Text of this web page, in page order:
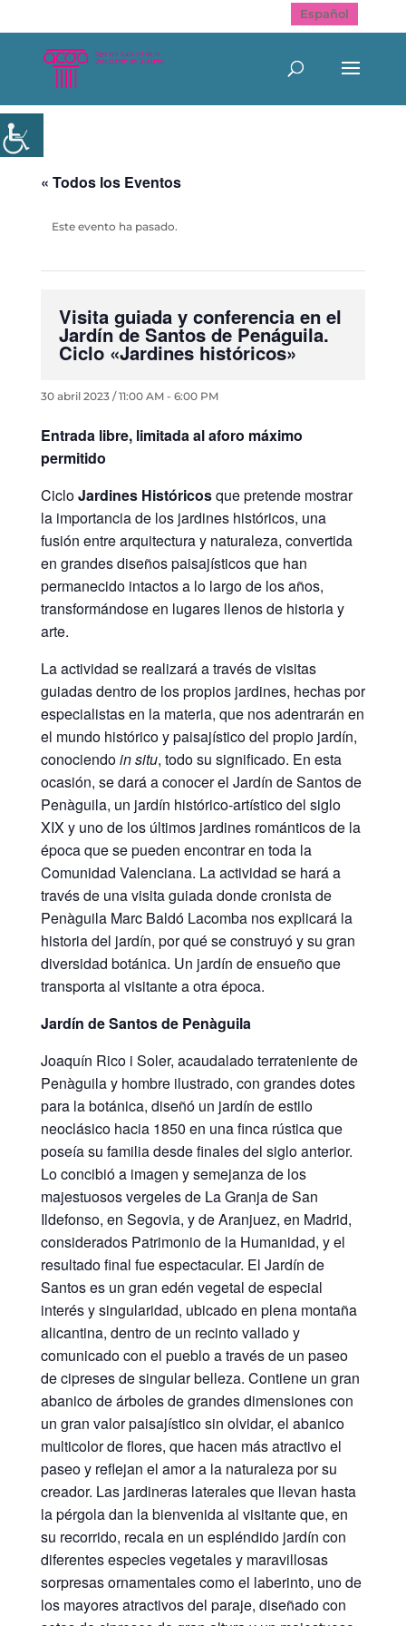
Español
« Todos los Eventos
Este evento ha pasado.
Visita guiada y conferencia en el
Jardín de Santos de Penáguila.
Ciclo «Jardines históricos»
30 abril 2023 / 11:00 AM- 6:00 PM
Entrada libre, limitada al aforo máximo
permitido
CicloJardines Históricosque pretende mostrar
la importancia de los jardines históricos, una
fusión entre arquitectura y naturaleza, convertida
en grandes diseños paisajísticos que han
permanecido intactos a lo largo de los años,
transformándose en lugares llenos de historia y
arte.
La actividad se realizará a través de visitas
guiadas dentro de los propios jardines, hechas por
especialistas en la materia, que nos adentrarán en
el mundo histórico y paisajístico del propio jardín,
conociendoin situ, todo su significado. En esta
ocasión, se dará a conocer el Jardín de Santos de
Penàguila, un jardín histórico-artístico del siglo
XIX y uno de los últimos jardines románticos de la
época que se pueden encontrar en toda la
Comunidad Valenciana. La actividad se hará a
través de una visita guiada donde cronista de
Penàguila Marc Baldó Lacomba nos explicará la
historia del jardín, por qué se construyó y su gran
diversidad botánica. Un jardín de ensueño que
transporta al visitante a otra época.
Jardín de Santos de Penàguila
Joaquín Rico i Soler, acaudalado terrateniente de
Penàguila y hombre ilustrado, con grandes dotes
para la botánica, diseñó un jardín de estilo
neoclásico hacia 1850 en una finca rústica que
poseía su familia desde finales del siglo anterior.
Lo concibió a imagen y semejanza de los
majestuosos vergeles de La Granja de San
Ildefonso, en Segovia, y de Aranjuez, en Madrid,
considerados Patrimonio de la Humanidad, y el
resultado final fue espectacular. El Jardín de
Santos es un gran edén vegetal de especial
interés y singularidad, ubicado en plena montaña
alicantina, dentro de un recinto vallado y
comunicado con el pueblo a través de un paseo
de cipreses de singular belleza. Contiene un gran
abanico de árboles de grandes dimensiones con
un gran valor paisajístico sin olvidar, el abanico
multicolor de flores, que hacen más atractivo el
paseo y reflejan el amor a la naturaleza por su
creador. Las jardineras laterales que llevan hasta
la pérgola dan la bienvenida al visitante que, en
su recorrido, recala en un espléndido jardín con
diferentes especies vegetales y maravillosas
sorpresas ornamentales como el laberinto, uno de
los mayores atractivos del paraje, diseñado con